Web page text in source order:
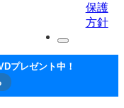
保護
方針
プレゼント中！